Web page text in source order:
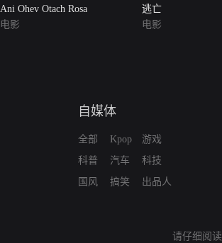
Ani Ohev Otach Rosa
电影
逃亡
电影
自媒体
全部
科普
国风
Kpop
汽车
搞笑
游戏
科技
出品人
请仔细阅读